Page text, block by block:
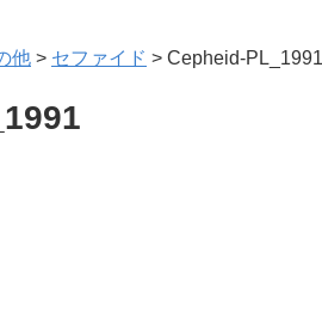
他 > セファイド > Cepheid-PL_1991